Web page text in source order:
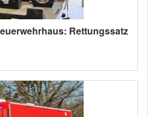
Rettungssatz